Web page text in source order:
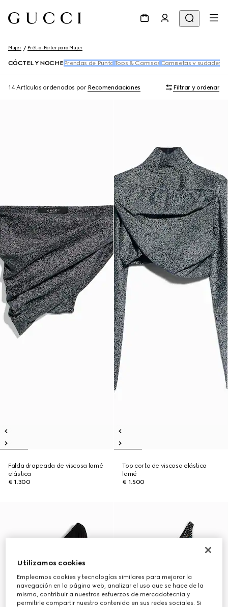
Mujer Prêt-à-Porter para Mujer
CÓCTEL Y NOCHE Prendas de Punto Tops & Camisas Camisetas y sudaderas
14 Artículos ordenados por Recomendaciones Filtrar y ordenar
Falda drapeada de viscosa lamé
elástica
€ 1.300
Top corto de viscosa elástica
lamé
€ 1.500
Utilizamos cookies
Empleamos cookies y tecnologías similares para mejorar la
navegación en la página web, analizar el uso que se hace de la
misma, contribuir a nuestros esfuerzos de mercadotecnia y
permitirle compartir nuestro contenido en sus redes sociales. Si